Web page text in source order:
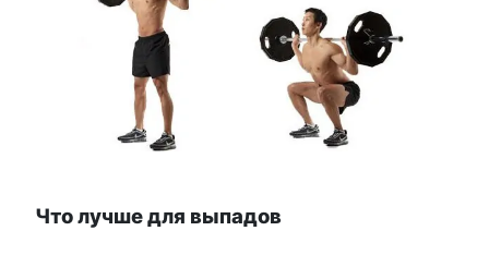
Что лучше для выпадов